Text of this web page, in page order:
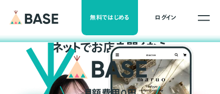
無料ではじめる ログイン
ネットでお店を開くなら